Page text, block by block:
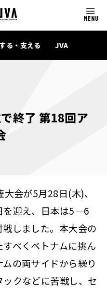
MENU
る・支える JVA
終了 第18回ア
会が5月28日(木)、
迎え、日本は5－6
しました。本大会の
べくベトナムに挑ん
の両サイドから繰り
クなどに苦戦し、セ